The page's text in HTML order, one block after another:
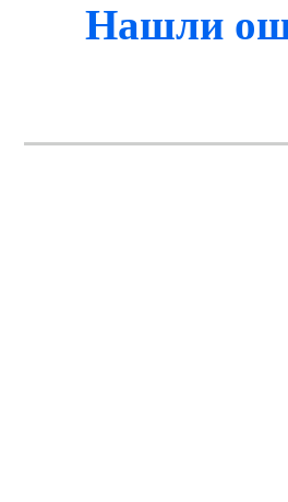
Нашли